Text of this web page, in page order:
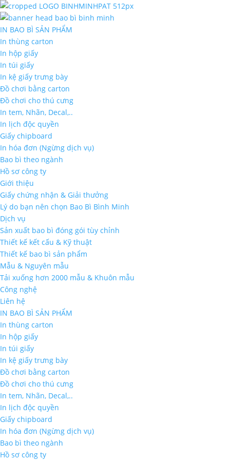
IN BAO BÌ SẢN PHẨM
In thùng carton
In hộp giấy
In túi giấy
In kệ giấy trưng bày
Đồ chơi bằng carton
Đồ chơi cho thú cưng
In tem, Nhãn, Decal,..
In lịch độc quyền
Giấy chipboard
In hóa đơn (Ngừng dịch vụ)
Bao bì theo ngành
Hồ sơ công ty
Giới thiệu
Giấy chứng nhận & Giải thưởng
Lý do bạn nên chọn Bao Bì Bình Minh
Dịch vụ
Sản xuất bao bì đóng gói tùy chỉnh
Thiết kế kết cấu & Kỹ thuật
Thiết kế bao bì sản phẩm
Mẫu & Nguyên mẫu
Tải xuống hơn 2000 mẫu & Khuôn mẫu
Công nghệ
Liên hệ
IN BAO BÌ SẢN PHẨM
In thùng carton
In hộp giấy
In túi giấy
In kệ giấy trưng bày
Đồ chơi bằng carton
Đồ chơi cho thú cưng
In tem, Nhãn, Decal,..
In lịch độc quyền
Giấy chipboard
In hóa đơn (Ngừng dịch vụ)
Bao bì theo ngành
Hồ sơ công ty